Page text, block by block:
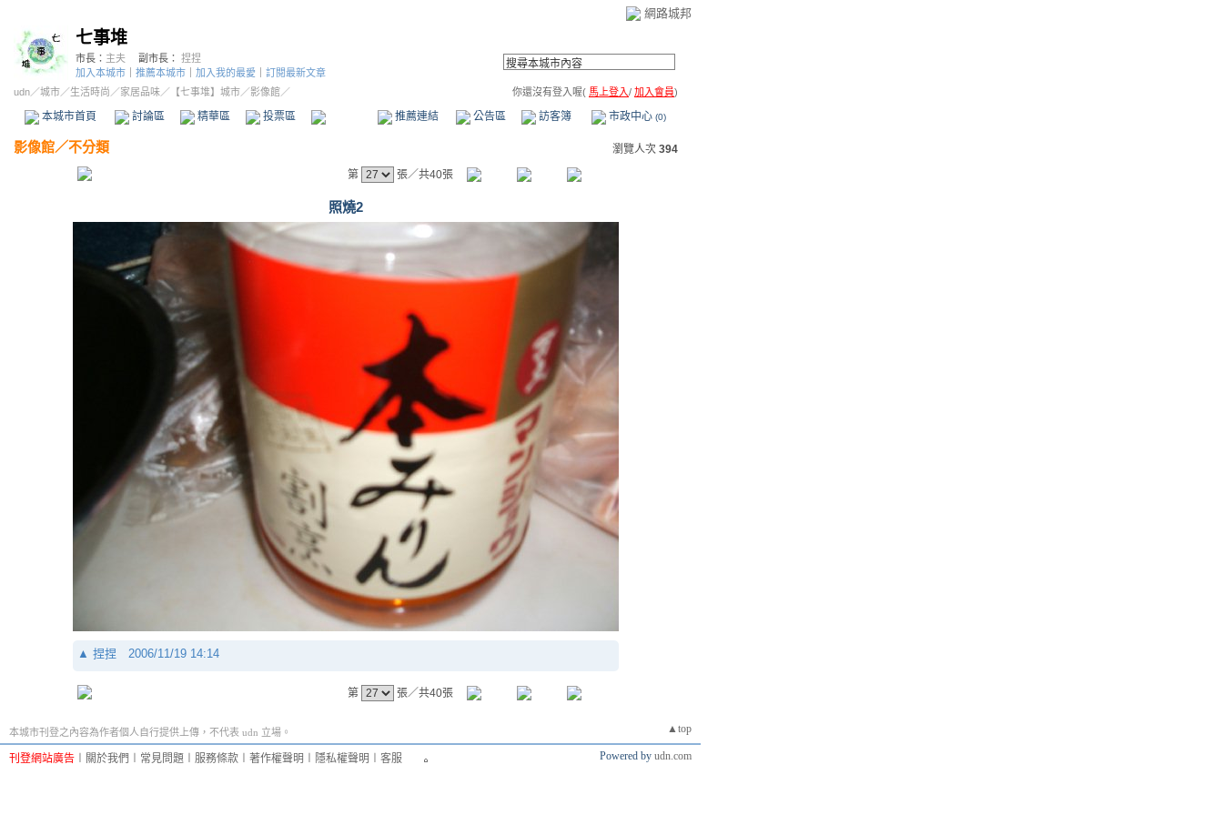
網路城邦
七事堆
市長： 主夫 副市長： 捏捏
加入本城市
推薦本城市 加入我的最愛
訂閱最新文章
udn／城市／生活時尚 ／家居品味／ 【七事堆】城市／影像館／ 你還沒有登入喔( 馬上登入/ 加入會員)
本城市首頁 討論區 精華區 投票區 影像館 推薦連結 公告區 訪客簿 市政中心 (0)
影像館／不分類 瀏覽人次 394
第
張／共40張
照燒2
▲ 捏捏 2006/11/19 14:14
第 張／共40張
▲top
本城市刊登之內容為作者個人自行提供上傳，不代表 udn 立場。
刊登網站廣告 關於我們 常見問題 服務條款 著作權聲明 隱私權聲明 客服 Powered by udn.com